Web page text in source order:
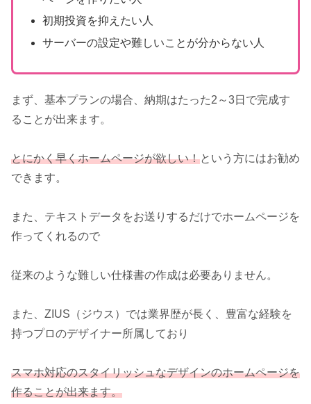
初期投資を抑えたい人
サーバーの設定や難しいことが分からない人
まず、基本プランの場合、納期はたった2～3日で完成す
ることが出来ます。
とにかく早くホームページが欲しい！という方にはお勧め
できます。
また、テキストデータをお送りするだけでホームページを
作ってくれるので
従来のような難しい仕様書の作成は必要ありません。
また、ZIUS（ジウス）では業界歴が長く、豊富な経験を
持つプロのデザイナー所属しており
スマホ対応のスタイリッシュなデザインのホームページを
作ることが出来ます。